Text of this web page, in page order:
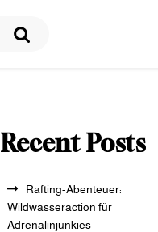
Recent Posts
Rafting-Abenteuer:
Wildwasseraction für
Adrenalinjunkies